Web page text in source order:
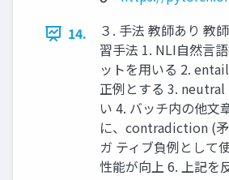
14.
３. 手法 教師あり 教
習手法 1. NLI自然言
ットを用いる 2.
正例とする 3. neutral
い 4. バッチ内の他文
に、contradiction (
ガ ティブ負例として
性能が向上 6. 上記を